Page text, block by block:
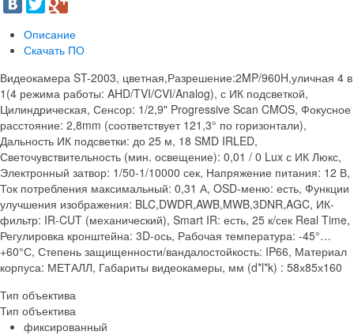
Описание
Скачать ПО
Видеокамера ST-2003, цветная,Разрешение:2MP/960H,уличная 4 в
1(4 режима работы: AHD/TVI/CVI/Analog), с ИК подсветкой,
Цилиндрическая, Сенсор: 1/2,9" Progressive Scan CMOS, Фокусное
расстояние: 2,8mm (соответствует 121,3° по горизонтали),
Дальность ИК подсветки: до 25 м, 18 SMD IRLED,
Светочувствительность (мин. освещение): 0,01 / 0 Lux с ИК Люкс,
Электронный затвор: 1/50-1/10000 сек, Напряжение питания: 12 В,
Ток потребления максимальный: 0,31 А, OSD-меню: есть, Функции
улучшения изображения: BLC,DWDR,AWB,MWB,3DNR,AGC, ИК-
фильтр: IR-CUT (механический), Smart IR: есть, 25 к/сек Real Time,
Регулировка кронштейна: 3D-ось, Рабочая температура: -45°…
+60°С, Степень защищенности/вандалостойкость: IP66, Материал
корпуса: МЕТАЛЛ, Габариты видеокамеры, мм (d*l*k) : 58х85х160
Тип объектива
Тип объектива
фиксированный